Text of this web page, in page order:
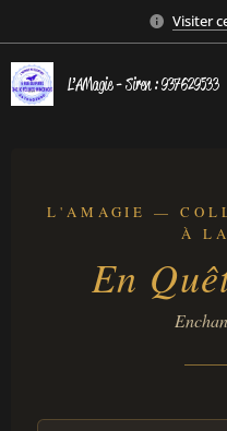
Visiter
L’AMagie - Siren : 937629533
L'AMAGIE —
À
En